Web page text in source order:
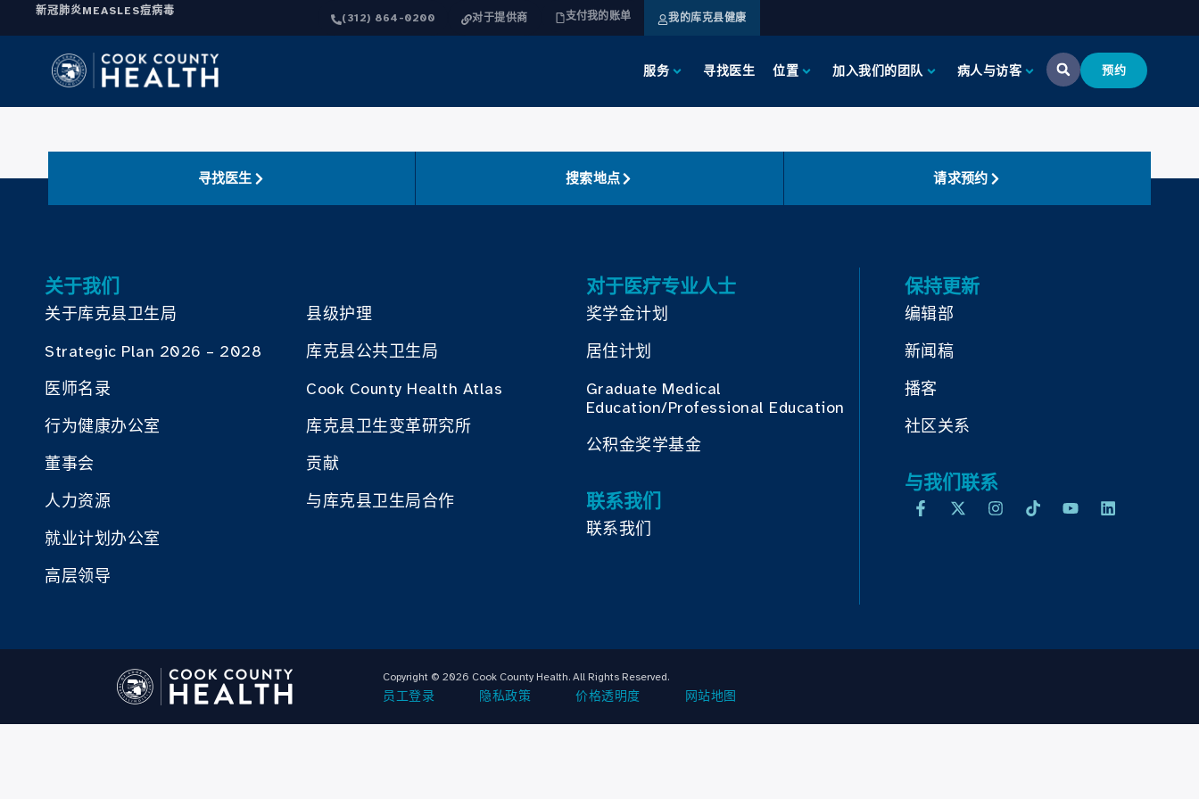
新冠肺炎MEASLES痘病毒
(312) 864-0200 对于提供商 支付我的账单 我的库克县健康
服务 寻找医生 位置 加入我们的团队 病人与访客 预约
寻找医生 搜索地点 请求预约
关于我们
关于库克县卫生局
Strategic Plan 2026 – 2028
医师名录
行为健康办公室
董事会
人力资源
就业计划办公室
高层领导
县级护理
库克县公共卫生局
Cook County Health Atlas
库克县卫生变革研究所
贡献
与库克县卫生局合作
对于医疗专业人士
奖学金计划
居住计划
Graduate Medical
Education/Professional Education
公积金奖学基金
联系我们
联系我们
保持更新
编辑部
新闻稿
播客
社区关系
与我们联系
Copyright © 2026 Cook County Health. All Rights Reserved.
员工登录 隐私政策 价格透明度 网站地图